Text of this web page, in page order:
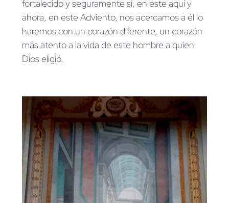
fortalecido y seguramente si, en este aquí y
ahora, en este Adviento, nos acercamos a él lo
haremos con un corazón diferente, un corazón
más atento a la vida de este hombre a quien
Dios eligió.